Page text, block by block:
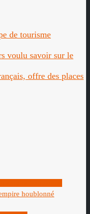
de tourisme
voulu savoir sur le
offre des places
houblonné